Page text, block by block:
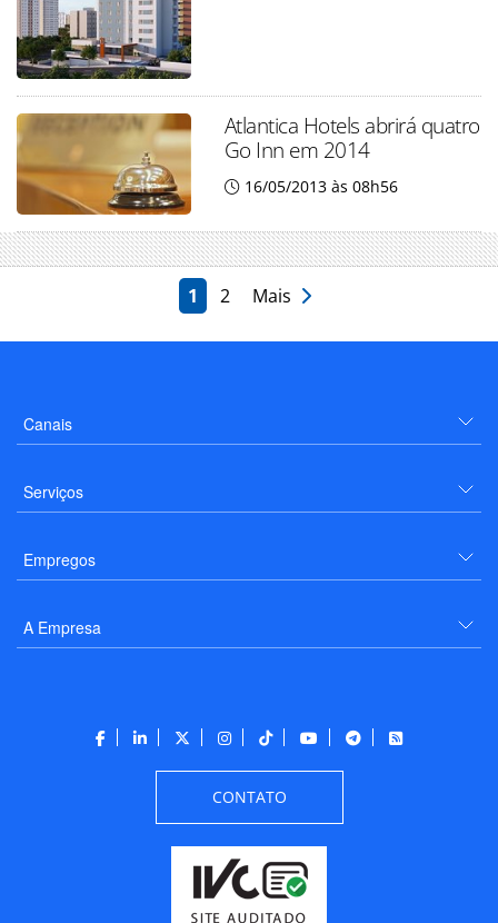
Atlantica Hotels abrirá quatro
Go Inn em 2014
16/05/2013 às 08h56
1 2 Mais
Canais
Serviços
Empregos
A Empresa
CONTATO